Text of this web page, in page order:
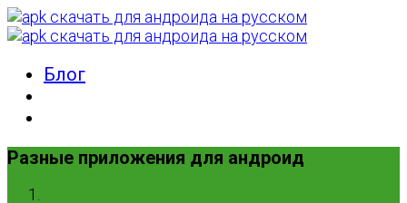
Блог
Разные приложения для андроид